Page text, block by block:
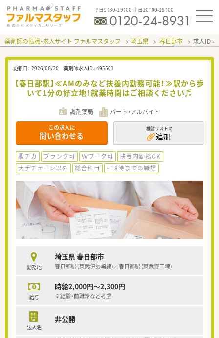
平日9：30-19：00 土日10：00-19：00
薬剤師の転職・求人サイト ファルマスタッフ 埼玉県 春日部市 求人ID：
更新日： 2026/06/30 薬剤師求人ID： 495501
【春日部駅】≪AMのみなど扶養内勤務可能！≫駅から歩
いて1分の好立地！就業時間はご相談ください♬
調剤薬局 パート・アルバイト
この求人に
問い合わせる
検討リストに
追加
駅チカ ブランク可 Ｗワーク可
扶養内勤務OK
大手チェーン以外
総合科目 ~18時までの職場
勤務地
埼玉県 春日部市
春日部駅 (東武伊勢崎線)／春日部駅 (東武野田線)
給与
時給2,000円～2,300円
※経験・前職給など考慮
法人名
非公開